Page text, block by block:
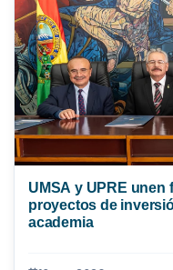
UMSA y UPRE unen
proyectos de
academia